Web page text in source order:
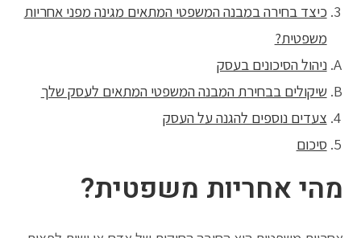
כיצד בחירה במבנה המשפטי המתאים מגינה מפני אחריות
משפטית?
ניהול הסיכונים בעסק
שיקולים בבחירת המבנה המשפטי המתאים לעסק שלך
צעדים נוספים להגנה על העסק
סיכום
מהי אחריות משפטית?